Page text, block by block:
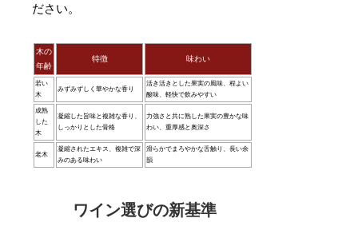
ださい。
木の
年齢
特徴 味わい
若い
木
みずみずしく華やかな香り
活き活きとした果実の風味、程よい
酸味、軽快で飲みやすい
成熟
した
木
凝縮した旨味と複雑な香り、
しっかりとした骨格
力強さと共に熟した果実の豊かな味
わい、重厚感と奥深さ
老木
凝縮されたエキス、複雑で深
みのある味わい
滑らかでまろやかな舌触り、長い余
韻
ワイン選びの新基準